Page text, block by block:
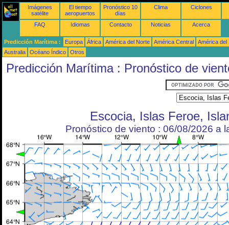
Imágenes
satélite
El tiempo
aeropuertos
Pronóstico 10
días
Clima Ciclones
FAQ Idiomas Contacto Noticias Acerca
Predicción Marítima : Europa África América del Norte América Central
América del
Australia
Océano Índico Otros
Predicción Marítima : Pronóstico de
Escocia, Islas Feroe,
Pronóstico de viento : 06/08/2026 a